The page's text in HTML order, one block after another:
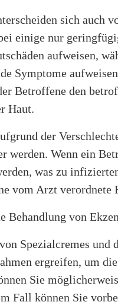
sich auch
einige nur
aufweisen,
Symptome
Betroffene den
Haut.
der
werden. Wenn ein
was zu
vom Arzt verordnete
Behandlung von
Spezialcremes und
ergreifen, um
Sie
Fall können Sie